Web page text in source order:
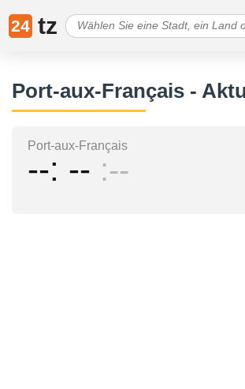
24 tz
Port-aux-Français -
Port-aux-Français
-- -- --